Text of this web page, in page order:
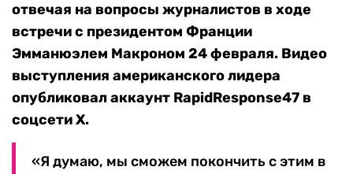
отвечая на вопросы журналистов в ходе
встречи с президентом Франции
Эмманюэлем Макроном 24 февраля. Видео
выступления американского лидера
опубликовал аккаунт RapidResponse47 в
соцсети X.
«Я думаю, мы сможем покончить с этим в